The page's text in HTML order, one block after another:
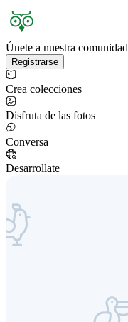
Únete a nuestra comunidad
Registrarse
Crea colecciones
Disfruta de las fotos
Conversa
Desarrollate